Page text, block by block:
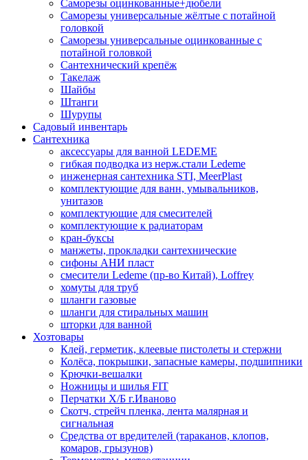
Саморезы оцинкованные+дюбели
Саморезы универсальные жёлтые с потайной
головкой
Саморезы универсальные оцинкованные с
потайной головкой
Сантехнический крепёж
Такелаж
Шайбы
Штанги
Шурупы
Садовый инвентарь
Сантехника
аксессуары для ванной LEDEME
гибкая подводка из нерж.стали Ledeme
инженерная сантехника STI, MeerPlast
комплектующие для ванн, умывальников,
унитазов
комплектующие для смесителей
комплектующие к радиаторам
кран-буксы
манжеты, прокладки сантехнические
сифоны АНИ пласт
смесители Ledeme (пр-во Китай), Loffrey
хомуты для труб
шланги газовые
шланги для стиральных машин
шторки для ванной
Хозтовары
Клей, герметик, клеевые пистолеты и стержни
Колёса, покрышки, запасные камеры, подшипники
Крючки-вешалки
Ножницы и шилья FIT
Перчатки Х/Б г.Иваново
Скотч, стрейч пленка, лента малярная и
сигнальная
Средства от вредителей (тараканов, клопов,
комаров, грызунов)